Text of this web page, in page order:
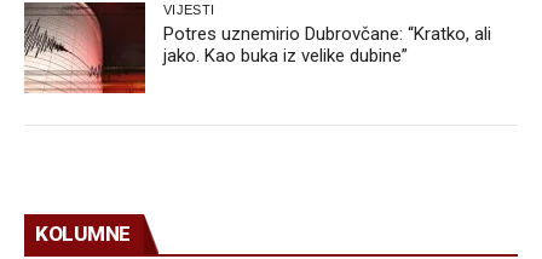
VIJESTI
Potres uznemirio Dubrovčane: “Kratko, ali
jako. Kao buka iz velike dubine”
KOLUMNE